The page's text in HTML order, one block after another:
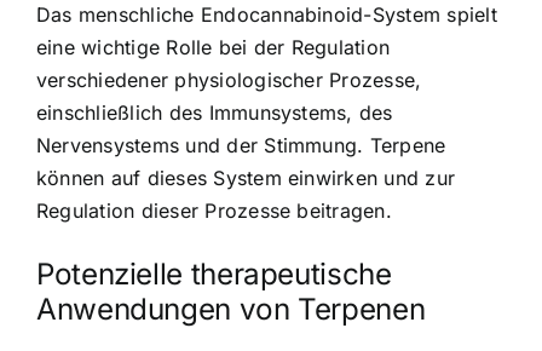
Das menschliche Endocannabinoid-System spielt
eine wichtige Rolle bei der Regulation
verschiedener physiologischer Prozesse,
einschließlich des Immunsystems, des
Nervensystems und der Stimmung. Terpene
können auf dieses System einwirken und zur
Regulation dieser Prozesse beitragen.
Potenzielle therapeutische
Anwendungen von Terpenen